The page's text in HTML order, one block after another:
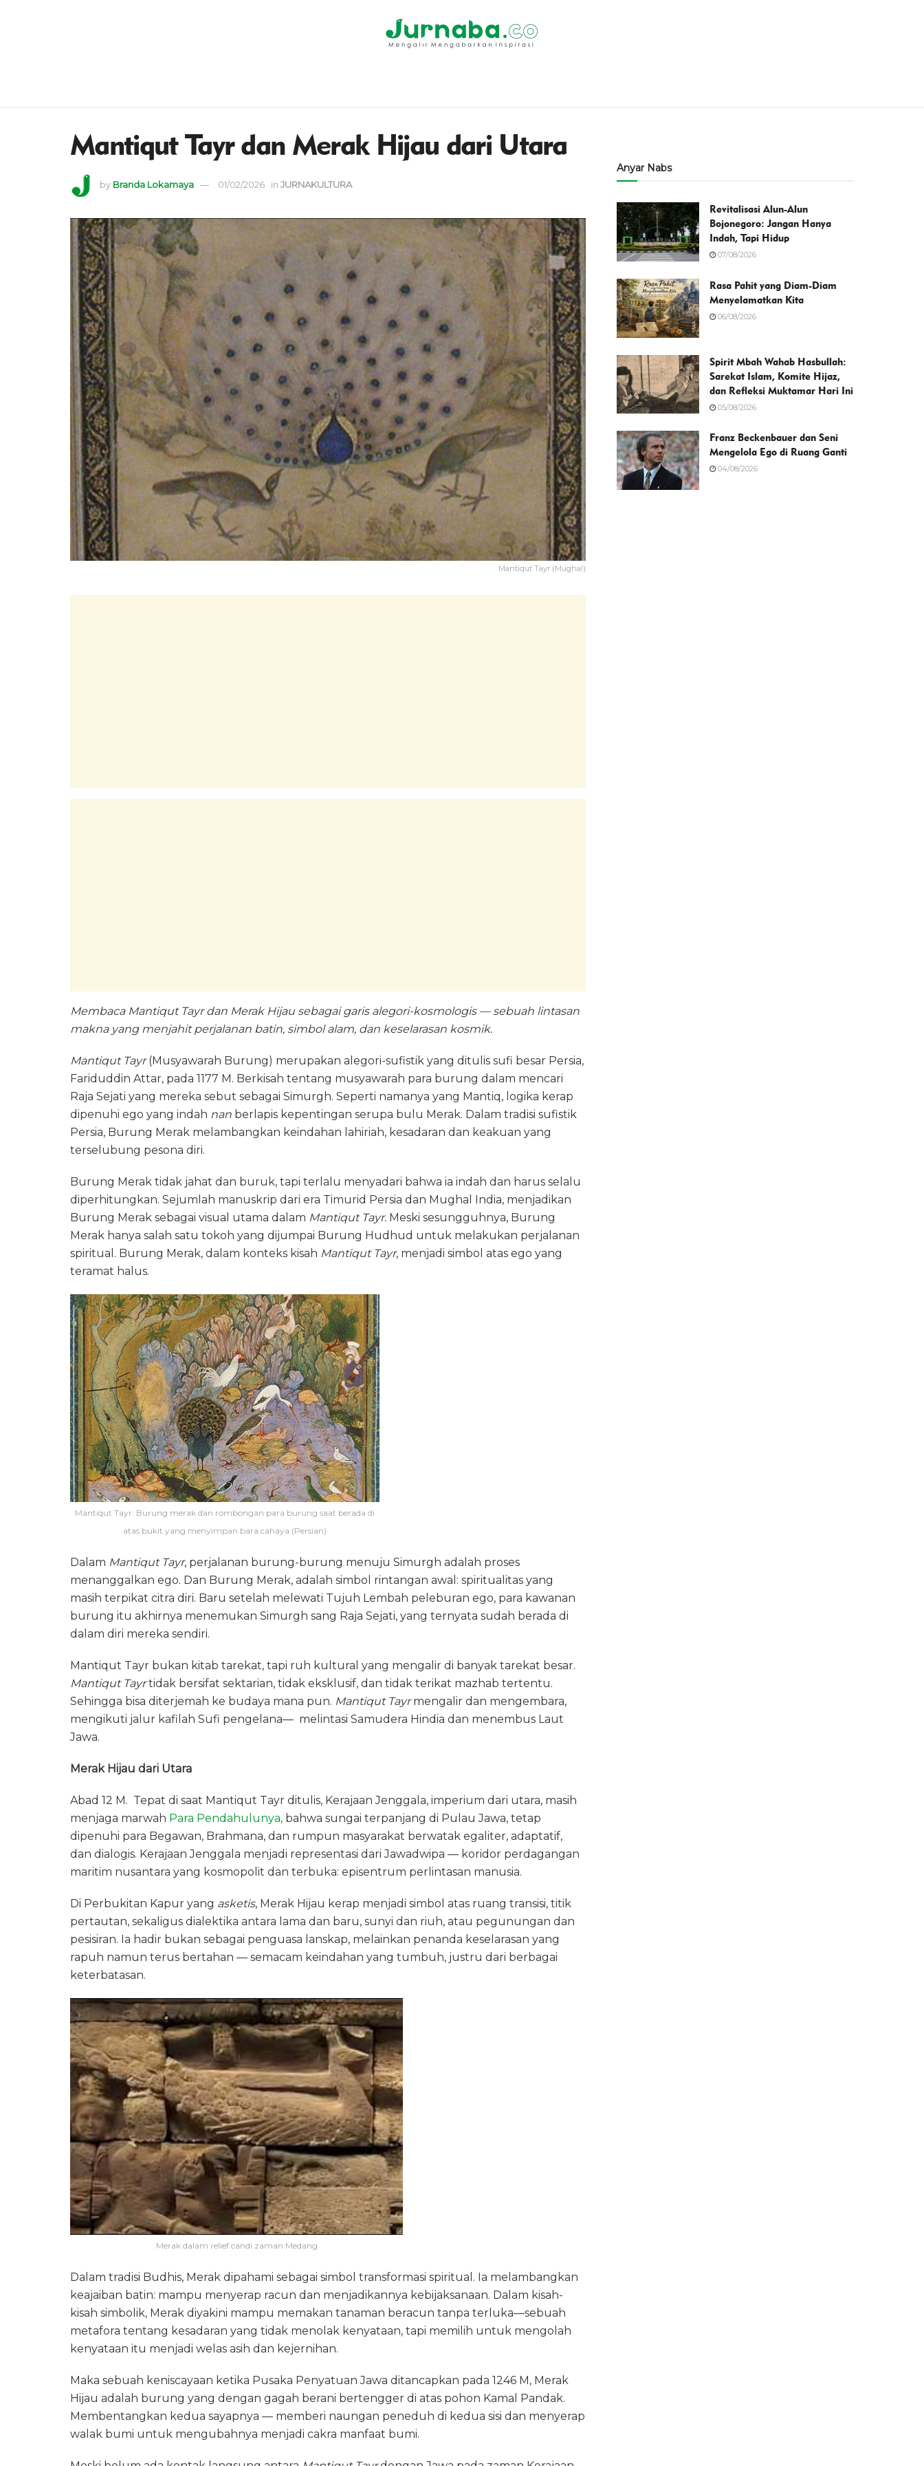
Mantiqut Tayr dan Merak Hijau dari Utara
by Branda Lokamaya 01/02/2026 in JURNAKULTURA
Mantiqut Tayr (Mughal)
‎Membaca Mantiqut Tayr dan Merak Hijau sebagai garis alegori-kosmologis — sebuah lintasan
makna yang menjahit perjalanan batin, simbol alam, dan keselarasan kosmik.
Mantiqut Tayr(Musyawarah Burung) merupakan alegori-sufistik yang ditulis sufi besar Persia,
Fariduddin Attar, pada 1177 M. Berkisah tentang musyawarah para burung dalam mencari
Raja Sejati yang mereka sebut sebagai Simurgh. Seperti namanya yang Mantiq, logika kerap
dipenuhi ego yang indah nan berlapis kepentingan serupa bulu Merak. Dalam tradisi sufistik
Persia, Burung Merak melambangkan keindahan lahiriah, kesadaran dan keakuan yang
terselubung pesona diri.
Burung Merak tidak jahat dan buruk, tapi terlalu menyadari bahwa ia indah dan harus selalu
diperhitungkan. Sejumlah manuskrip dari era Timurid Persia dan Mughal India, menjadikan
Burung Merak sebagai visual utama dalam Mantiqut Tayr. Meski sesungguhnya, Burung
Merak hanya salah satu tokoh yang dijumpai Burung Hudhud untuk melakukan perjalanan
spiritual. Burung Merak, dalam konteks kisah Mantiqut Tayr, menjadi simbol atas ego yang
teramat halus.
Mantiqut Tayr: Burung merak dan rombongan para burung saat berada di
atas bukit yang menyimpan bara cahaya (Persian)
Dalam Mantiqut Tayr, perjalanan burung-burung menuju Simurgh adalah proses
menanggalkan ego. Dan Burung Merak, adalah simbol rintangan awal: spiritualitas yang
masih terpikat citra diri. Baru setelah melewati Tujuh Lembah peleburan ego, para kawanan
burung itu akhirnya menemukan Simurgh sang Raja Sejati, yang ternyata sudah berada di
dalam diri mereka sendiri.
‎Mantiqut Tayr bukan kitab tarekat,‎ tapi ruh kultural yang mengalir di banyak tarekat besar.
Mantiqut Tayrtidak bersifat sektarian, tidak eksklusif, dan tidak terikat mazhab tertentu.
Sehingga bisa diterjemah ke budaya mana pun. Mantiqut Tayrmengalir dan mengembara,
mengikuti jalur kafilah Sufi pengelana— melintasi Samudera Hindia dan menembus Laut
Jawa.
Merak Hijau dari Utara
‎Abad 12 M. Tepat di saat Mantiqut Tayr ditulis, Kerajaan Jenggala, imperium dari utara, masih
menjaga marwah Para Pendahulunya, bahwa sungai terpanjang di Pulau Jawa, tetap
dipenuhi para Begawan, Brahmana, dan rumpun masyarakat berwatak egaliter, adaptatif,
dan dialogis. Kerajaan Jenggala menjadi representasi dari Jawadwipa — koridor perdagangan
maritim nusantara yang kosmopolit dan terbuka: episentrum perlintasan manusia.
‎Di Perbukitan Kapur yang asketis, Merak Hijau kerap menjadi simbol atas ruang transisi, titik
pertautan, sekaligus dialektika antara lama dan baru, sunyi dan riuh, atau pegunungan dan
pesisiran. Ia hadir bukan sebagai penguasa lanskap, melainkan penanda keselarasan yang
rapuh namun terus bertahan — semacam keindahan yang tumbuh, justru dari berbagai
keterbatasan.
Merak dalam relief candi zaman Medang
Dalam tradisi Budhis, Merak dipahami sebagai simbol transformasi spiritual. Ia melambangkan
keajaiban batin: mampu menyerap racun dan menjadikannya kebijaksanaan. Dalam kisah-
kisah simbolik, Merak diyakini mampu memakan tanaman beracun tanpa terluka—sebuah
metafora tentang kesadaran yang tidak menolak kenyataan, tapi memilih untuk mengolah
kenyataan itu menjadi welas asih dan kejernihan.
Maka sebuah keniscayaan ketika Pusaka Penyatuan Jawa ditancapkan pada 1246 M, Merak
Hijau adalah burung yang dengan gagah berani bertengger di atas pohon Kamal Pandak.
Membentangkan kedua sayapnya — memberi naungan peneduh di kedua sisi dan menyerap
walak bumi untuk mengubahnya menjadi cakra manfaat bumi.
Anyar Nabs
Revitalisasi Alun-Alun
Bojonegoro: Jangan Hanya
Indah, Tapi Hidup
07/08/2026
Rasa Pahit yang Diam-Diam
Menyelamatkan Kita
06/08/2026
Spirit Mbah Wahab Hasbullah:
Sarekat Islam, Komite Hijaz,
dan Refleksi Muktamar Hari Ini
05/08/2026
Franz Beckenbauer dan Seni
Mengelola Ego di Ruang Ganti
04/08/2026